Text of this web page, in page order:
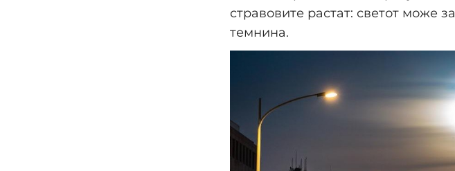
стравовите растат: светот може
темнина.